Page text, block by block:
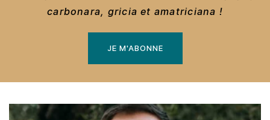
carbonara, gricia et amatriciana !
JE M'ABONNE